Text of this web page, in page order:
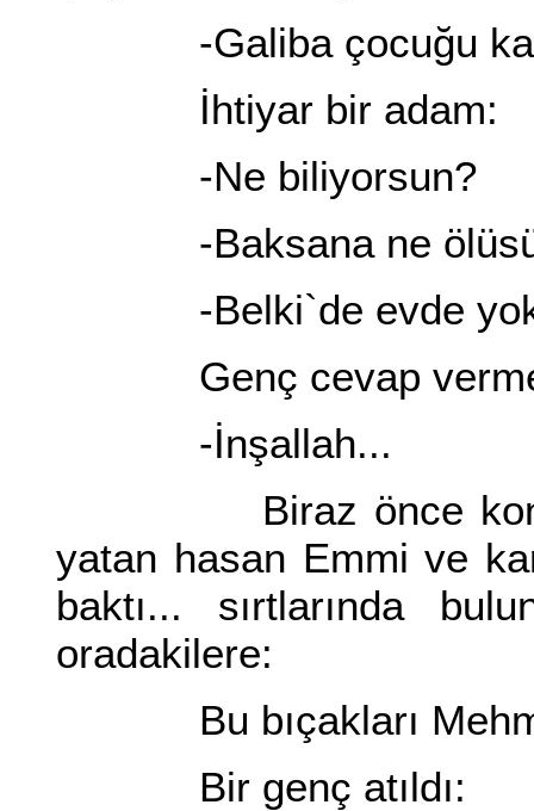
-Galiba çocuğu
İhtiyar bir adam:
-Ne biliyorsun?
-Baksana ne ölüsü
-Belki`de evde
Genç cevap
-İnşallah...
Biraz önce
yatan hasan Emmi ve
baktı... sırtlarında
oradakilere:
Bu bıçakları
Bir genç atıldı: